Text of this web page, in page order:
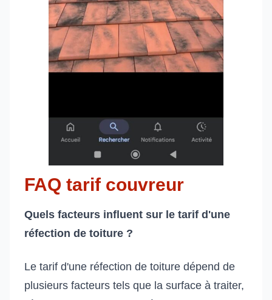
FAQ tarif couvreur
Quels facteurs influent sur le tarif d'une
réfection de toiture ?
Le tarif d'une réfection de toiture dépend de
plusieurs facteurs tels que la surface à traiter,